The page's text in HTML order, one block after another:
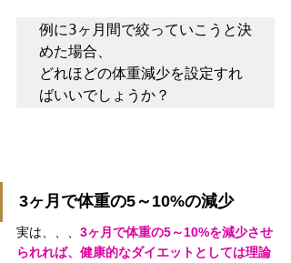
例に3ヶ月間で絞っていこうと決
めた場合、
どれほどの体重減少を設定すれ
ばいいでしょうか？
3ヶ月で体重の5～10%の減少
実は、、、 3ヶ月で体重の5～10%を減少させ
られれば、健康的なダイエットとしては理論